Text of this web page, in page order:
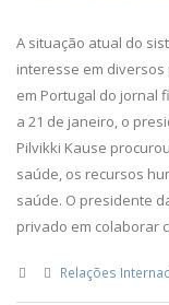
A situação atual do
interesse em
em Portugal do jornal
a 21 de janeiro, o
Pilvikki Kause
saúde, os recursos
saúde. O presidente
privado em colaborar
Relações